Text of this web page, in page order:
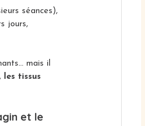
séances),
jours,
mais il
les tissus
et le